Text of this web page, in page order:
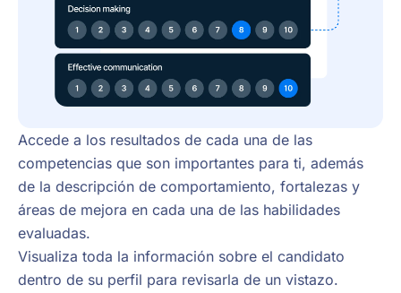
Accede a los resultados de cada una de las
competencias que son importantes para ti, además
de la descripción de comportamiento, fortalezas y
áreas de mejora en cada una de las habilidades
evaluadas.
Visualiza toda la información sobre el candidato
dentro de su perfil para revisarla de un vistazo.